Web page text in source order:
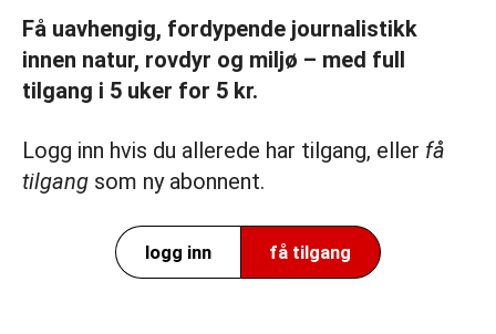
Få uavhengig, fordypende journalistikk
innen natur, rovdyr og miljø – med full
tilgang i 5 uker for 5 kr.
Logg inn hvis du allerede har tilgang, eller få
tilgang som ny abonnent.
logg inn få tilgang